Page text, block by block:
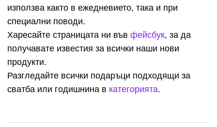
използва както в ежедневието, така и при
специални поводи.
Харесайте страницата ни във фейсбук, за да
получавате известия за всички наши нови
продукти.
Разгледайте всички подаръци подходящи за
сватба или годишнина в категорията.